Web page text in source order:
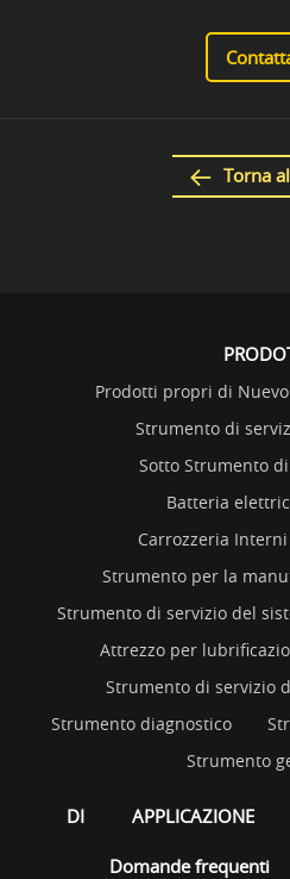
Torna
Prodotti propri di Nuevo
Strumento di
Sotto Strumento
Batteria
Carrozzeria
Strumento per la
Strumento di servizio del
Attrezzo per
Strumento di servizio
Strumento diagnostico
Strumento
DI APPLICAZIONE
Domande frequenti